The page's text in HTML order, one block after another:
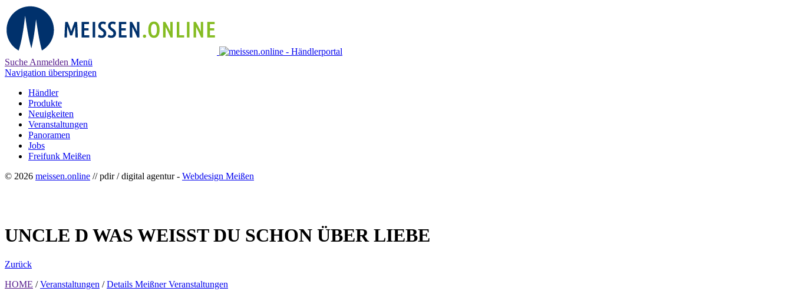
Suche Anmelden Menü
Navigation überspringen
Händler
Produkte
Neuigkeiten
Veranstaltungen
Panoramen
Jobs
Freifunk Meißen
© 2026 meissen.online // pdir / digital agentur - Webdesign Meißen
UNCLE D WAS WEISST DU SCHON ÜBER LIEBE
Zurück
HOME / Veranstaltungen / Details Meißner Veranstaltungen